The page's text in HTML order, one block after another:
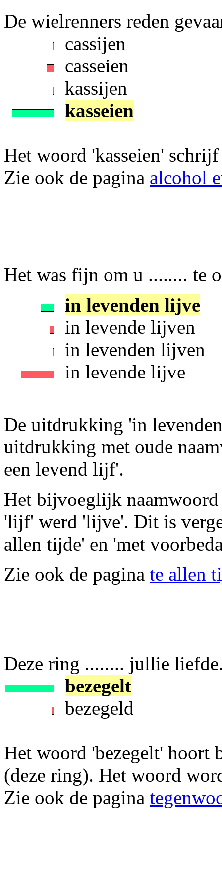
De wielrenners reden
cassijen
casseien
kassijen
kasseien
Het woord 'kasseien'
Zie ook de pagina alcohol
Het was fijn om u ........ te
in levenden lijve
in levende lijven
in levenden lijven
in levende lijve
De uitdrukking 'in
uitdrukking met oude
een levend lijf'.
Het bijvoeglijk naamwoord
'lijf' werd 'lijve'. Dit is
allen tijde' en 'met
Zie ook de pagina te allen
Deze ring ........ jullie
bezegelt
bezegeld
Het woord 'bezegelt' hoort
(deze ring). Het woord
Zie ook de pagina